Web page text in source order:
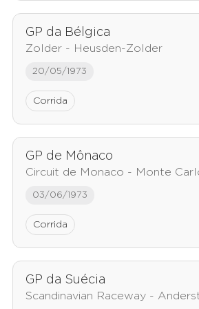
GP da Bélgica
Zolder - Heusden-Zolder
20/05/1973
Corrida
GP de Mônaco
Circuit de Monaco - Monte
03/06/1973
Corrida
GP da Suécia
Scandinavian Raceway -